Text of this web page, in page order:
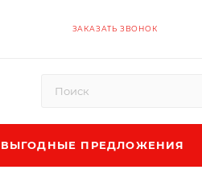
ЗАКАЗАТЬ ЗВОНОК
ВЫГОДНЫЕ ПРЕДЛОЖЕНИЯ